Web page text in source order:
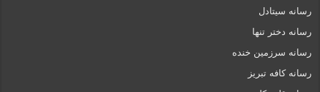
رسانه سیتادل
رسانه دختر تنها
رسانه سرزمین خنده
رسانه کافه تبریز